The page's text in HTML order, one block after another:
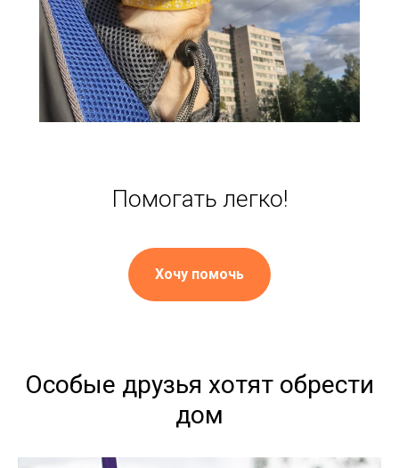
Помогать легко!
Хочу помочь
Особые друзья хотят обрести
дом